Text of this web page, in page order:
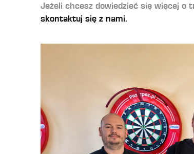
Jeżeli chcesz dowiedzieć się więcej o
skontaktuj się z nami.